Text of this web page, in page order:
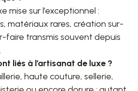
mise sur l’exceptionnel :
matériaux rares, création sur-
faire transmis souvent depuis
liés à l’artisanat de luxe ?
haute couture, sellerie,